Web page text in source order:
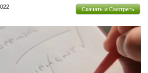
Скачать и Смотреть